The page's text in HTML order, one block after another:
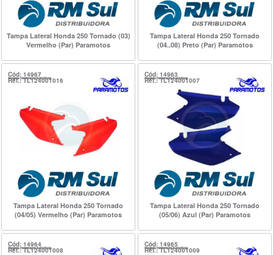
Tampa Lateral Honda 250 Tornado (03)
Vermelho (Par) Paramotos
Tampa Lateral Honda 250 Tornado
(04..08) Preto (Par) Paramotos
Cód: 14967
Ref.: TL124001016
Tampa Lateral Honda 250 Tornado
(04/05) Vermelho (Par) Paramotos
Cód: 14963
Ref.: TL124001007
Tampa Lateral Honda 250 Tornado
(05/06) Azul (Par) Paramotos
Cód: 14964
Ref.: TL124001008
Cód: 14965
Ref.: TL124001009